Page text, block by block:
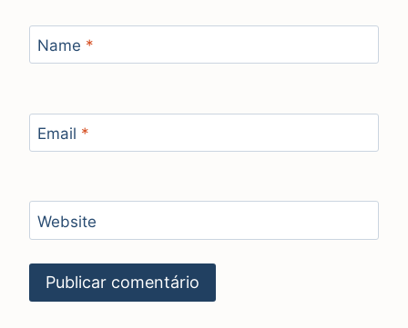
Name *
Email *
Website